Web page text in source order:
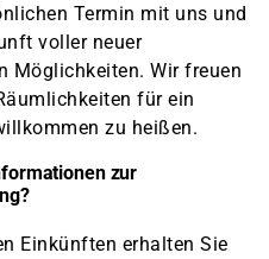
Termin mit uns und
voller neuer
Möglichkeiten. Wir freuen
für ein
zu heißen.
zur
Einkünften erhalten Sie